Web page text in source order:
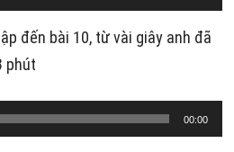
đến bài 10, từ vài giây anh đã
phút
00:00